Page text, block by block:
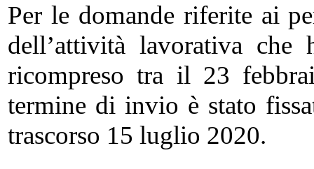
Per le domande riferite ai
dell’attività lavorativa
ricompreso tra il 23
termine di invio è stato
trascorso 15 luglio 2020.